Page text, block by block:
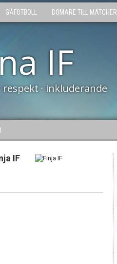
GÅFOTBOLL DOMARE TILL MATCHER.
IF
respekt · inkluderande
IF